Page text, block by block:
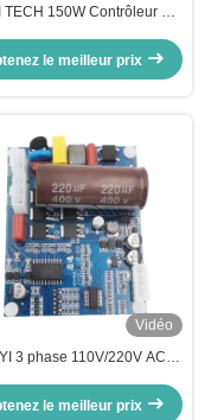
TECH 150W Contrôleur de
PWM Fréquence 1-
Cycle de fonctionnement
le meilleur prix
Vidéo
3 phase 110V/220V AC
JY02A IC for BLDC
le meilleur prix